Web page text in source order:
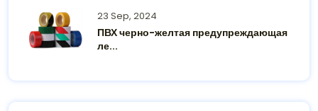
23 Sep, 2024
ПВХ черно-желтая предупреждающая
ле...